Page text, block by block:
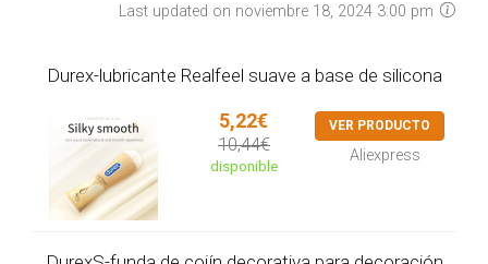
Last updated on noviembre 18, 2024 3:00 pm
Durex-lubricante Realfeel suave a base de silicona
5,22€
10,44€
disponible
VER PRODUCTO
Aliexpress